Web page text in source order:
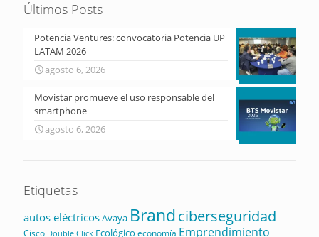
Últimos Posts
Potencia Ventures: convocatoria Potencia UP
LATAM 2026
agosto 6, 2026
Movistar promueve el uso responsable del
smartphone
agosto 6, 2026
Etiquetas
autos eléctricosAvaya Brandciberseguridad
Cisco Double Click Ecológico economía Emprendimiento